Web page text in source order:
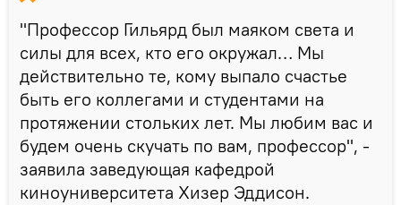
"Профессор Гильярд был маяком света и
силы для всех, кто его окружал… Мы
действительно те, кому выпало счастье
быть его коллегами и студентами на
протяжении стольких лет. Мы любим вас и
будем очень скучать по вам, профессор", -
заявила заведующая кафедрой
киноуниверситета Хизер Эддисон.